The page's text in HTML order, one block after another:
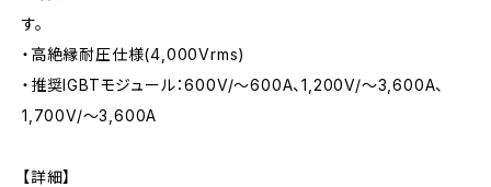
す。
・高絶縁耐圧仕様(4,000Vrms)
・推奨IGBTモジュール：600V/～600A、1,200V/～3,600A、
1,700V/～3,600A
【詳細】